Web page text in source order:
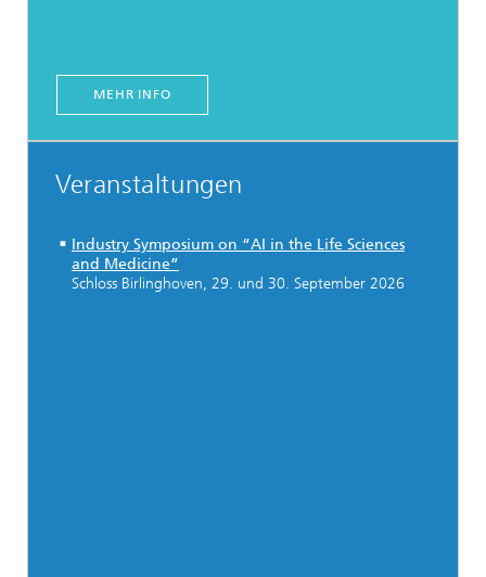
MEHR INFO
Veranstaltungen
Industry Symposium on “AI in the Life Sciences
and Medicine”
Schloss Birlinghoven, 29. und 30. September 2026